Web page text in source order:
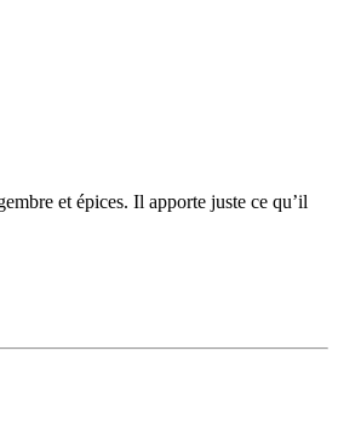
et épices. Il apporte juste ce qu’il